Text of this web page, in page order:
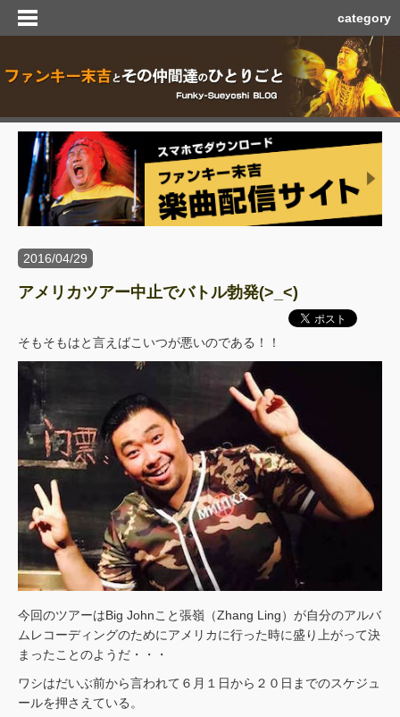
category
2016/04/29
アメリカツアー中止でバトル勃発(>_<)
そもそもはと言えばこいつが悪いのである！！
今回のツアーはBig Johnこと張嶺（Zhang Ling）が自分のアルバ
ムレコーディングのためにアメリカに行った時に盛り上がって決
まったことのようだ・・・
ワシはだいぶ前から言われて６月１日から２０日までのスケジュ
ールを押さえている。